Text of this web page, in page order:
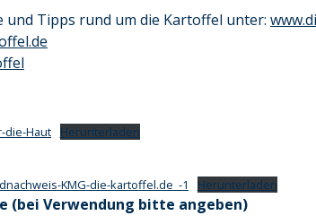
Tipps rund um die Kartoffel unter:
die-Haut Herunterladen
KMG-die-kartoffel.de_-1 Herunterladen
(bei Verwendung bitte angeben)